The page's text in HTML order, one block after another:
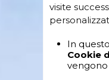
visite
In
Cookie